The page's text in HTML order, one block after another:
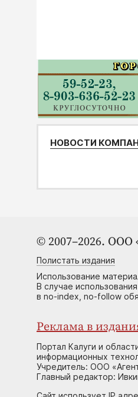
НОВОСТИ
© 2007–2026. ООО
Полистать издания
Использование
В случае
в no-index, no-follow
Реклама в
Портал Калуги и
информационных
Учредитель: ООО
Главный редактор: